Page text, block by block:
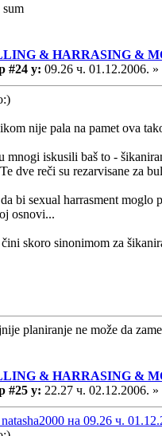
& HARRASING &
#24 у: 09.26 ч. 01.12.2006. »
nije pala na pamet ova
mnogi iskusili baš to -
dve reči su rezarvisane za
bi sexual harrasment moglo
osnovi...
skoro sinonimom za
planiranje ne može da
& HARRASING &
#25 у: 22.27 ч. 02.12.2006. »
на 09.26 ч.